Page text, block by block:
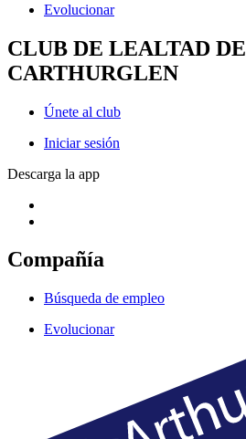
Evolucionar
CLUB DE LEALTAD DE
CARTHURGLEN
Únete al club
Iniciar sesión
Descarga la app
Compañía
Búsqueda de empleo
Evolucionar